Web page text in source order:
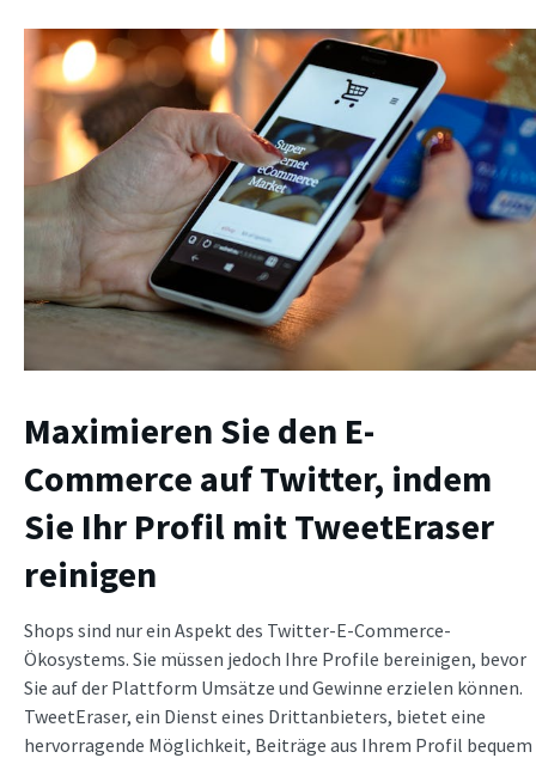
Maximieren Sie den E-
Commerce auf Twitter, indem
Sie Ihr Profil mit TweetEraser
reinigen
Shops sind nur ein Aspekt des Twitter-E-Commerce-
Ökosystems. Sie müssen jedoch Ihre Profile bereinigen, bevor
Sie auf der Plattform Umsätze und Gewinne erzielen können.
TweetEraser, ein Dienst eines Drittanbieters, bietet eine
hervorragende Möglichkeit, Beiträge aus Ihrem Profil bequem